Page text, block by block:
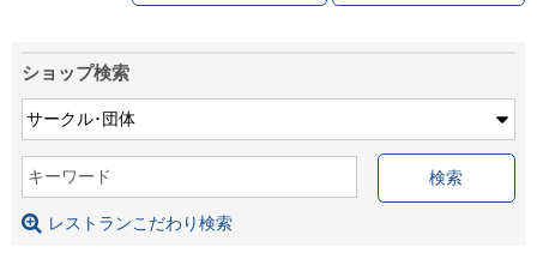
ショップ検索
キーワード
レストランこだわり検索